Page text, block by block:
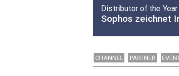
Distributor of the Year
Sophos zeichnet
CHANNEL PARTNER